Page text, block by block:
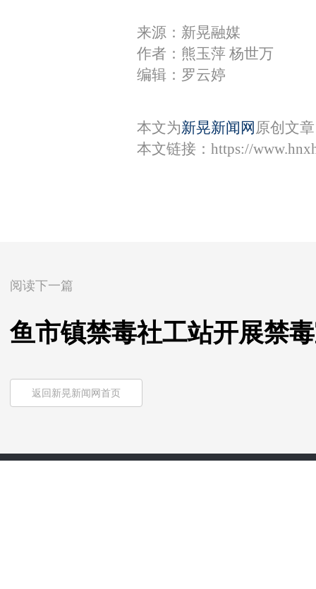
来源：新晃融媒
作者：熊玉萍 杨世万
编辑：罗云婷
本文为新晃新闻网 原创文
本文链接： https://
阅读下一篇
鱼市镇禁毒社工站开展禁
返回新晃新闻网首页